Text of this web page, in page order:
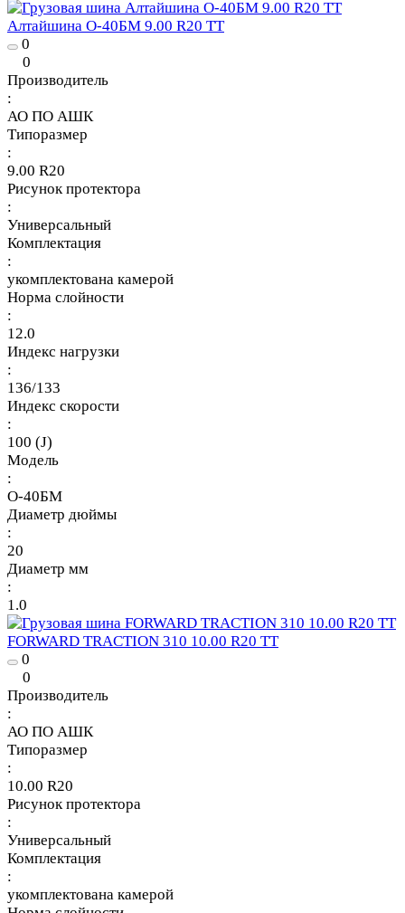
Алтайшина О-40БМ 9.00 R20 TT
0
0
Производитель
:
АО ПО АШК
Типоразмер
:
9.00 R20
Рисунок протектора
:
Универсальный
Комплектация
:
укомплектована камерой
Норма слойности
:
12.0
Индекс нагрузки
:
136/133
Индекс скорости
:
100 (J)
Модель
:
О-40БМ
Диаметр дюймы
:
20
Диаметр мм
:
1.0
FORWARD TRACTION 310 10.00 R20 TT
0
0
Производитель
:
АО ПО АШК
Типоразмер
:
10.00 R20
Рисунок протектора
:
Универсальный
Комплектация
:
укомплектована камерой